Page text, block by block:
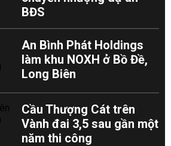
BĐS
An Bình Phát Holdings
làm khu NOXH ở Bồ Đề,
Long Biên
Cầu Thượng Cát trên
Vành đai 3,5 sau gần một
năm thi công